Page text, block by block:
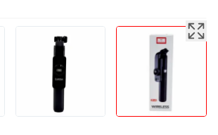
MagSafe Charger
iPhone 16 Pro Max
Rhode Lipstick
Lightning Cable
Car Holder
Pitaka Case
Wireless Charger
MagSafe Charger